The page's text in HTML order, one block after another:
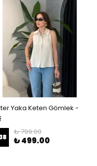
Yaka Keten Gömlek -
₺ 799.00
₺ 499.00